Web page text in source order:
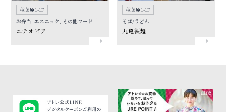
秋葉原1-1F
お弁当, エスニック, その他フード
エチオピア
秋葉原1-1F
そば/うどん
丸亀製麺